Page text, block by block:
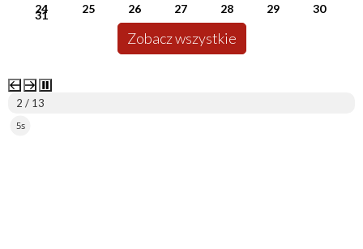
24
25 26 27 28 29 30
31
Zobacz wszystkie
2 / 13
5s